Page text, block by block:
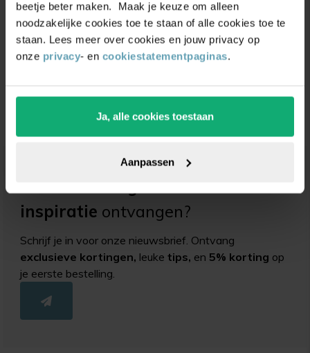
beetje beter maken. Maak je keuze om alleen
noodzakelijke cookies toe te staan of alle cookies toe te
staan. Lees meer over cookies en jouw privacy op
onze privacy- en cookiestatementpaginas.
Ja, alle cookies toestaan
Aanpassen
Stoelpootdoppen
inbuis ovaal kunststof
Vanaf 0,85
Stoelpootdoppen
inbuis ovaal kunststof
Vanaf 0,85
inspiratie ontvangen?
Schrijf je in voor onze nieuwsbrief. Ontvang
exclusieve kortingen, leuketips, en 5% korting op
je eerste bestelling.